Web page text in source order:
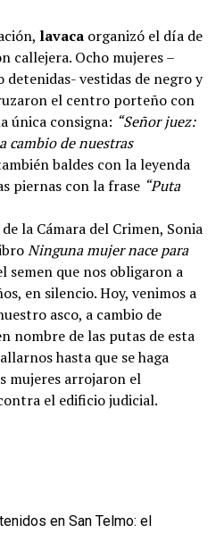
lavaca organizó el día de
callejera. Ocho mujeres –
detenidas- vestidas de negro y
el centro porteño con
única consigna: “Señor juez:
cambio de nuestras
baldes con la leyenda
piernas con la frase “Puta
la Cámara del Crimen, Sonia
Ninguna mujer nace para
semen que nos obligaron a
en silencio. Hoy, venimos a
asco, a cambio de
nombre de las putas de esta
hasta que se haga
mujeres arrojaron el
el edificio judicial.